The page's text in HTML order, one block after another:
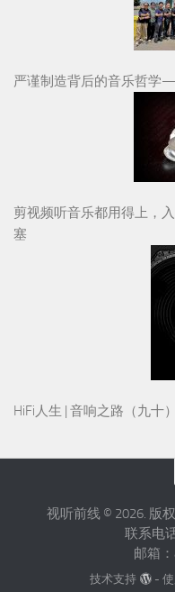
严谨制造背后的音乐哲学
剪视频听音乐都用得上，
塞
HiFi人生 | 音响之路（九十）
视听前线 © 2026. 版
联系电
邮箱
技术支持 - 使